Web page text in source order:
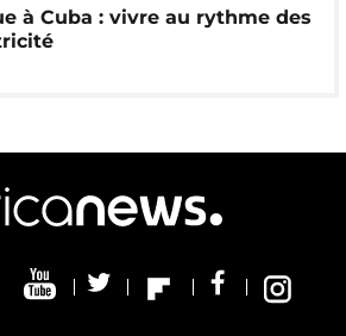
à Cuba : vivre au rythme des